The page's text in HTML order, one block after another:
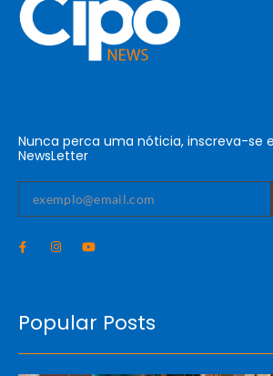
Nunca perca uma nóticia, inscreva-se
NewsLetter
Popular Posts